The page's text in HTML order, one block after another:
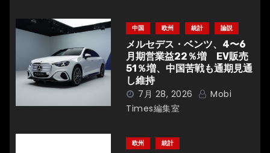
中国 欧州 統計 論説
メルセデス・ベンツ、4〜6
月期営業益22％増 EV販売
51％増、中国苦戦も通期見通
し維持
7月 28, 2026
Mobi
Times編集室
欧州 統計